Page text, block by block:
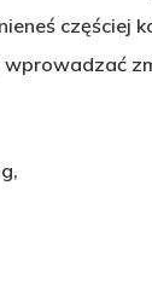
częściej
wprowadzać